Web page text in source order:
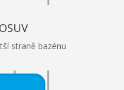
straně bazénu